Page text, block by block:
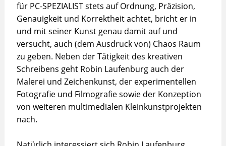
für PC-SPEZIALIST stets auf Ordnung, Präzision,
Genauigkeit und Korrektheit achtet, bricht er in
und mit seiner Kunst genau damit auf und
versucht, auch (dem Ausdruck von) Chaos Raum
zu geben. Neben der Tätigkeit des kreativen
Schreibens geht Robin Laufenburg auch der
Malerei und Zeichenkunst, der experimentellen
Fotografie und Filmografie sowie der Konzeption
von weiteren multimedialen Kleinkunstprojekten
nach.